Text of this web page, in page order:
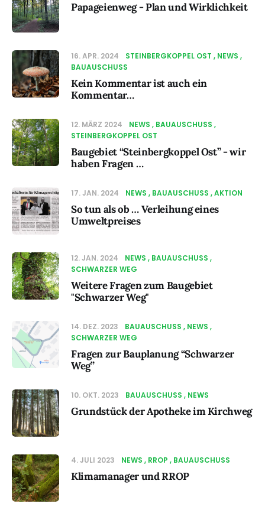
Papageienweg - Plan und Wirklichkeit
16. APR. 2024 STEINBERGKOPPEL OST
NEWS
BAUAUSCHUSS
Kein Kommentar ist auch ein
Kommentar…
12. MÄRZ 2024 NEWS
BAUAUSCHUSS
STEINBERGKOPPEL OST
Baugebiet “Steinbergkoppel Ost” - wir
haben Fragen …
17. JAN. 2024 NEWS BAUAUSCHUSS AKTION
So tun als ob … Verleihung eines
Umweltpreises
12. JAN. 2024 NEWS
BAUAUSCHUSS
SCHWARZER WEG
Weitere Fragen zum Baugebiet
"Schwarzer Weg"
14. DEZ. 2023 BAUAUSCHUSS
NEWS
SCHWARZER WEG
Fragen zur Bauplanung “Schwarzer
Weg”
10. OKT. 2023 BAUAUSCHUSS NEWS
Grundstück der Apotheke im Kirchweg
4. JULI 2023 NEWS RROP BAUAUSCHUSS
Klimamanager und RROP